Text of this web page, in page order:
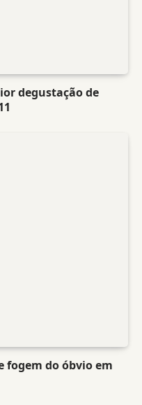
degustação de
fogem do óbvio em